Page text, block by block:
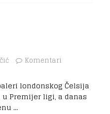
Komentari
londonskog Čelsija
Premijer ligi, a danas
…